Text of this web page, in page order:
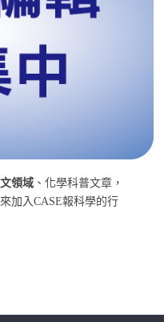
領域 、化學科普文章，
加入CASE報科學的行